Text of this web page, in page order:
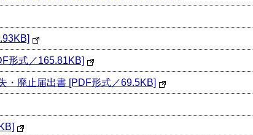
形式／165.81KB]
・廃止届出書 [PDF形式／69.5KB]